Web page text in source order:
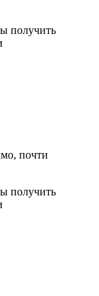
получить
почти
получить